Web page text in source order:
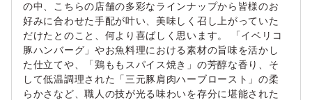
の中、こちらの店舗の多彩なラインナップから皆様のお
好みに合わせた手配が叶い、美味しく召し上がっていた
だけたとのこと、何より喜ばしく思います。 「イベリコ
豚ハンバーグ」やお魚料理における素材の旨味を活かし
た仕立てや、「鶏ももスパイス焼き」の芳醇な香り、そ
して低温調理された「三元豚肩肉ハーブロースト」の柔
らかさなど、職人の技が光る味わいを存分に堪能された